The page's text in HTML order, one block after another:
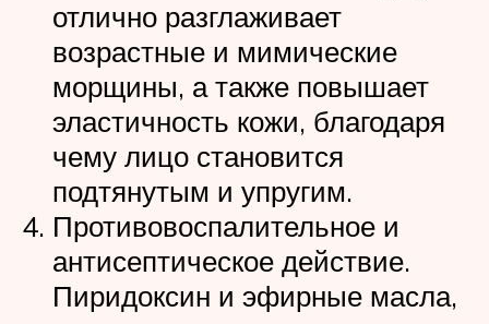
отлично разглаживает
возрастные и мимические
морщины, а также повышает
эластичность кожи, благодаря
чему лицо становится
подтянутым и упругим.
Противовоспалительное и
антисептическое действие.
Пиридоксин и эфирные масла,